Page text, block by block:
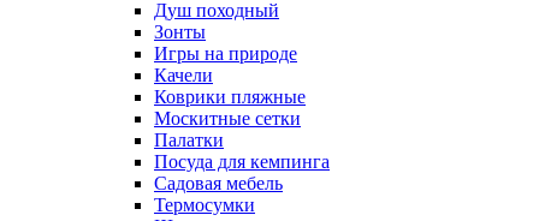
Душ походный
Зонты
Игры на природе
Качели
Коврики пляжные
Москитные сетки
Палатки
Посуда для кемпинга
Садовая мебель
Термосумки